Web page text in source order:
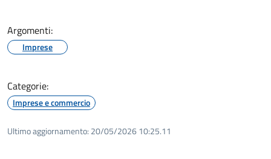
Argomenti:
Imprese
Categorie:
Imprese e commercio
Ultimo aggiornamento: 20/05/2026 10:25.11